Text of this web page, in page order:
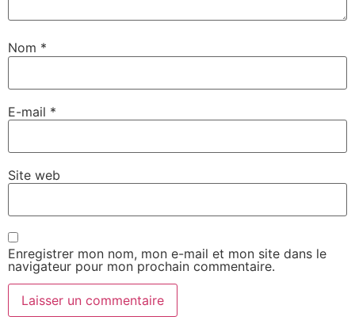
Nom *
E-mail *
Site web
Enregistrer mon nom, mon e-mail et mon site dans le
navigateur pour mon prochain commentaire.